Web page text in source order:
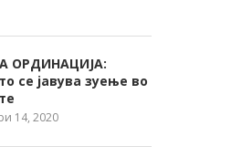
ОРДИНАЦИЈА:
се јавува зуење во
14, 2020